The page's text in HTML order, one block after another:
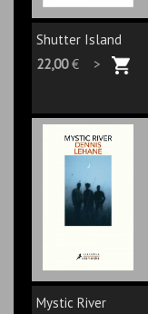
Shutter Island
22,00€ >
Mystic River